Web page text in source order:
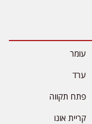
עומר
ערד
פתח תקווה
קריית אונו